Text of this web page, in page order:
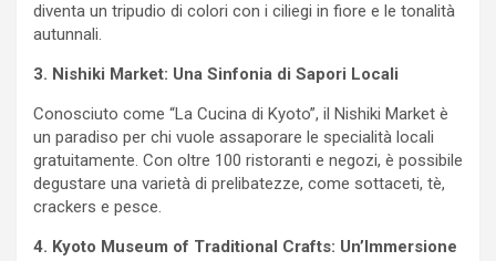
diventa un tripudio di colori con i ciliegi in fiore e le tonalità
autunnali.
3. Nishiki Market: Una Sinfonia di Sapori Locali
Conosciuto come “La Cucina di Kyoto”, il Nishiki Market è
un paradiso per chi vuole assaporare le specialità locali
gratuitamente. Con oltre 100 ristoranti e negozi, è possibile
degustare una varietà di prelibatezze, come sottaceti, tè,
crackers e pesce.
4. Kyoto Museum of Traditional Crafts: Un’Immersione